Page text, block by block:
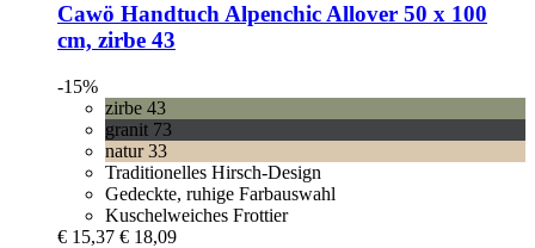
Cawö Handtuch Alpenchic Allover 50 x 100
cm, zirbe 43
-15%
zirbe 43
granit 73
natur 33
Traditionelles Hirsch-Design
Gedeckte, ruhige Farbauswahl
Kuschelweiches Frottier
€ 15,37 € 18,09